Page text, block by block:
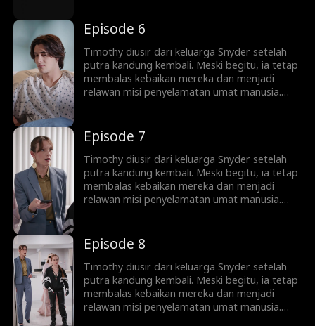
sementara keluarganya menyesal terlalu
lambat.
Episode 6
Timothy diusir dari keluarga Snyder setelah
putra kandung kembali. Meski begitu, ia tetap
membalas kebaikan mereka dan menjadi
relawan misi penyelamatan umat manusia.
sementara keluarganya menyesal terlalu
lambat.
Episode 7
Timothy diusir dari keluarga Snyder setelah
putra kandung kembali. Meski begitu, ia tetap
membalas kebaikan mereka dan menjadi
relawan misi penyelamatan umat manusia.
sementara keluarganya menyesal terlalu
lambat.
Episode 8
Timothy diusir dari keluarga Snyder setelah
putra kandung kembali. Meski begitu, ia tetap
membalas kebaikan mereka dan menjadi
relawan misi penyelamatan umat manusia.